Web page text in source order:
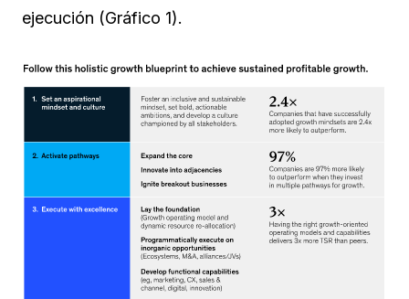
ejecución (Gráfico 1).